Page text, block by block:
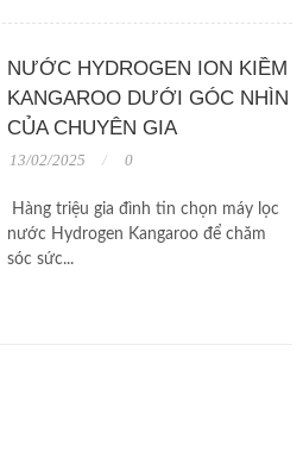
NƯỚC HYDROGEN ION KIỀM
KANGAROO DƯỚI GÓC NHÌN
CỦA CHUYÊN GIA
13/02/2025 0
Hàng triệu gia đình tin chọn máy lọc
nước Hydrogen Kangaroo để chăm
sóc sức...